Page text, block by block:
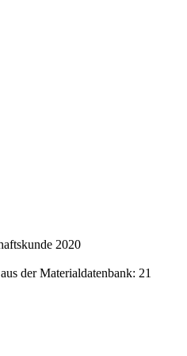
2020
der Materialdatenbank: 21